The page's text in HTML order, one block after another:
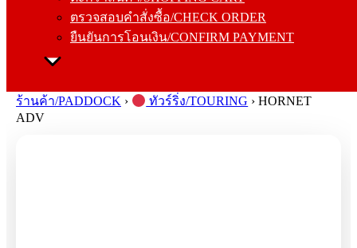
ตรวจสอบคำสั่งซื้อ/CHECK ORDER
ยืนยันการโอนเงิน/CONFIRM PAYMENT
ยืนยันการโอนเงิน/CONFIRM PAYMENT
ร้านค้า/PADDOCK › ทัวร์ริ่ง/TOURING ›HORNET
ADV